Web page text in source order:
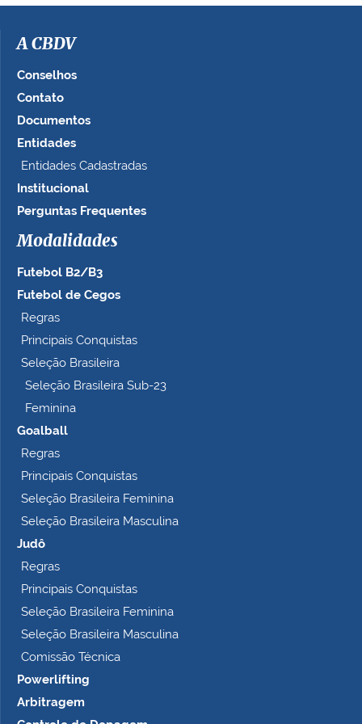
i
a
e
o
t
a
n
o
o
m
e
t
A CBDV
Conselhos
Contato
Documentos
Entidades
Entidades Cadastradas
Institucional
Perguntas Frequentes
Modalidades
Futebol B2/B3
Futebol de Cegos
Regras
Principais Conquistas
Seleção Brasileira
Seleção Brasileira Sub-23
Feminina
Goalball
Regras
Principais Conquistas
Seleção Brasileira Feminina
Seleção Brasileira Masculina
Judô
Regras
Principais Conquistas
Seleção Brasileira Feminina
Seleção Brasileira Masculina
Comissão Técnica
Powerlifting
Arbitragem